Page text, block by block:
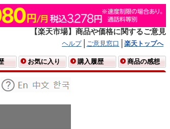
【楽天市場】商品や価格に関するご意見
ヘルプ ご意見窓口
楽天トップへ
お気に入り 購入履歴 商品の感想